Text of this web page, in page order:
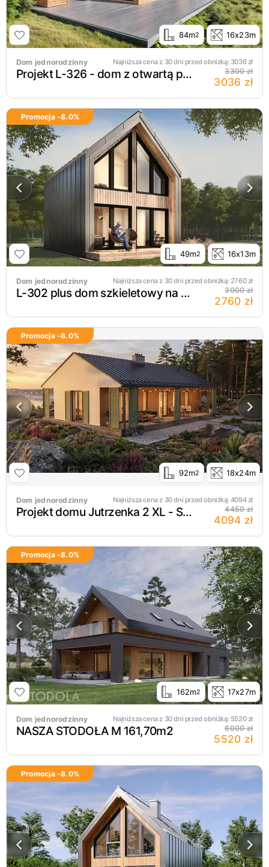
84m2 16x23m
Dom jednorodzinny Najniższa cena z 30 dni przed obniżką: 3036zł
Projekt L-326 - dom z otwartą przestrzenią nad salonem 3300 zł
3036 zł
Promocja -8.0%
49m2 16x13m
Dom jednorodzinny Najniższa cena z 30 dni przed obniżką: 2760zł
L-302 plus dom szkieletowy na wąską działkę 3000 zł
2760 zł
Promocja -8.0%
92m2 18x24m
Dom jednorodzinny Najniższa cena z 30 dni przed obniżką:4094zł
Projekt domu Jutrzenka 2 XL - Szkieletowy 4450 zł
4094 zł
Promocja -8.0%
162m2 17x27m
Dom jednorodzinny Najniższa cena z 30 dni przed obniżką: 5520zł
NASZA STODOŁA M 161,70m2 6000 zł
5520 zł
Promocja -8.0%